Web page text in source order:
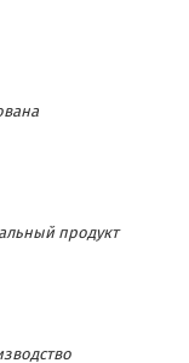
продукт